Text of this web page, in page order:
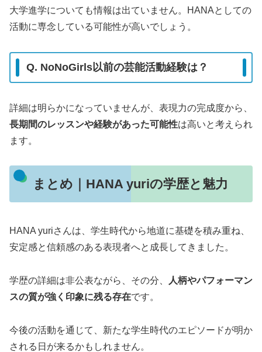
大学進学についても情報は出ていません。HANAとしての
活動に専念している可能性が高いでしょう。
Q. NoNoGirls以前の芸能活動経験は？
詳細は明らかになっていませんが、表現力の完成度から、
長期間のレッスンや経験があった可能性は高いと考えられ
ます。
まとめ｜HANA yuriの学歴と魅力
HANA yuriさんは、学生時代から地道に基礎を積み重ね、
安定感と信頼感のある表現者へと成長してきました。
学歴の詳細は非公表ながら、その分、
人柄やパフォーマン
スの質が強く印象に残る存在です。
今後の活動を通じて、新たな学生時代のエピソードが明か
される日が来るかもしれません。